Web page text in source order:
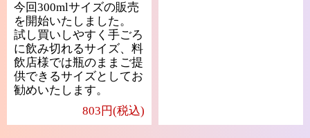
今回300mlサイズの販売
を開始いたしました。
試し買いしやすく手ごろ
に飲み切れるサイズ、料
飲店様では瓶のままご提
供できるサイズとしてお
勧めいたします。
803円(税込)